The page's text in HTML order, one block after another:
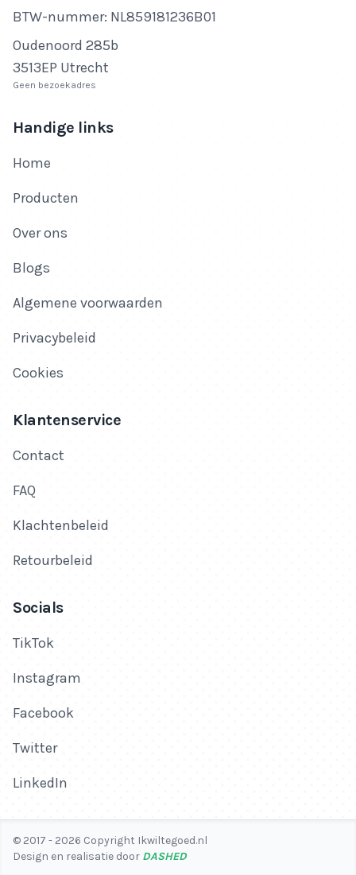
BTW-nummer
BTW-nummer: NL859181236B01
Adres
Oudenoord 285b
3513EP Utrecht
Geen bezoekadres
Handige links
Home
Producten
Over ons
Blogs
Algemene voorwaarden
Privacybeleid
Cookies
Klantenservice
Contact
FAQ
Klachtenbeleid
Retourbeleid
Socials
TikTok
Instagram
Facebook
Twitter
LinkedIn
© 2017 - 2026 Copyright Ikwiltegoed.nl
Design en realisatie door DASHED